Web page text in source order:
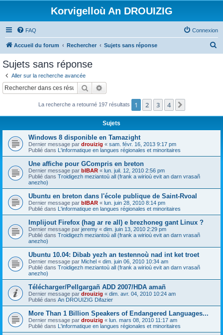
Korvigelloù An DROUIZIG
FAQ Connexion
Accueil du forum Rechercher Sujets sans réponse
c
Sujets sans réponse
Aller sur la recherche avancée
Rechercher
La recherche a retourné 197 résultats 1 2 3 4
Sujets
Windows 8 disponible en Tamazight
Dernier message par drouizig « sam. févr. 16, 2013 9:17 pm
Publié dans L'informatique en langues régionales et minoritaires
Une affiche pour GCompris en breton
Dernier message par bIBAR « lun. juil. 12, 2010 2:56 pm
Publié dans Troidigezh meziantoù all (frank a wirioù evit an darn vrasañ
anezho)
Ubuntu en breton dans l'école publique de Saint-Rvoal
Dernier message par bIBAR « lun. juin 28, 2010 8:14 pm
Publié dans L'informatique en langues régionales et minoritaires
Implijout Firefox (hag ar re all) e brezhoneg gant Linux ?
Dernier message par jeremy « dim. juin 13, 2010 2:29 pm
Publié dans Troidigezh meziantoù all (frank a wirioù evit an darn vrasañ
anezho)
Ubuntu 10.04: Dibab yezh an testennoù nad int ket troet
Dernier message par Michel « dim. juin 06, 2010 10:34 am
Publié dans Troidigezh meziantoù all (frank a wirioù evit an darn vrasañ
anezho)
Télécharger/Pellgargañ ADD 2007/HDA amañ
Dernier message par drouizig « dim. avr. 04, 2010 10:24 am
Publié dans An DROUIZIG Difazier
More Than 1 Billion Speakers of Endangered Languages...
Dernier message par drouizig « lun. mars 08, 2010 11:17 am
Publié dans L'informatique en langues régionales et minoritaires